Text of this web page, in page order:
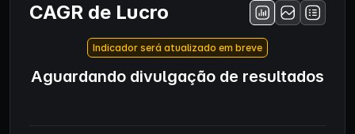
CAGR de Lucro
Indicador será atualizado em breve
Aguardando divulgação de resultados